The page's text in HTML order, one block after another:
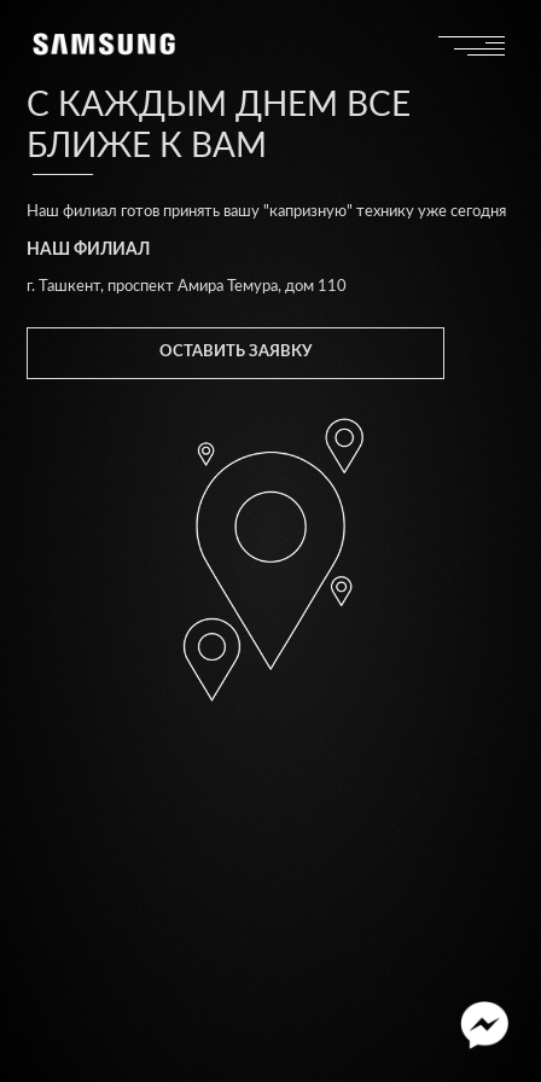
С КАЖДЫМ ДНЕМ ВСЕ
БЛИЖЕ К ВАМ
Наш филиал готов принять вашу "капризную" технику уже сегодня
НАШ ФИЛИАЛ
г. Ташкент, проспект Амира Темура, дом 110
ОСТАВИТЬ ЗАЯВКУ